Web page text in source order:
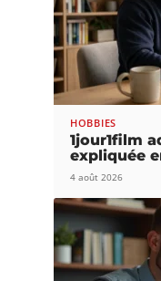
HOBBIES
1jour1film
expliquée
4 août 2026